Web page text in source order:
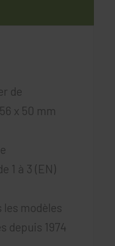
de
x 50 mm
1 à 3 (EN)
modèles
depuis 1974